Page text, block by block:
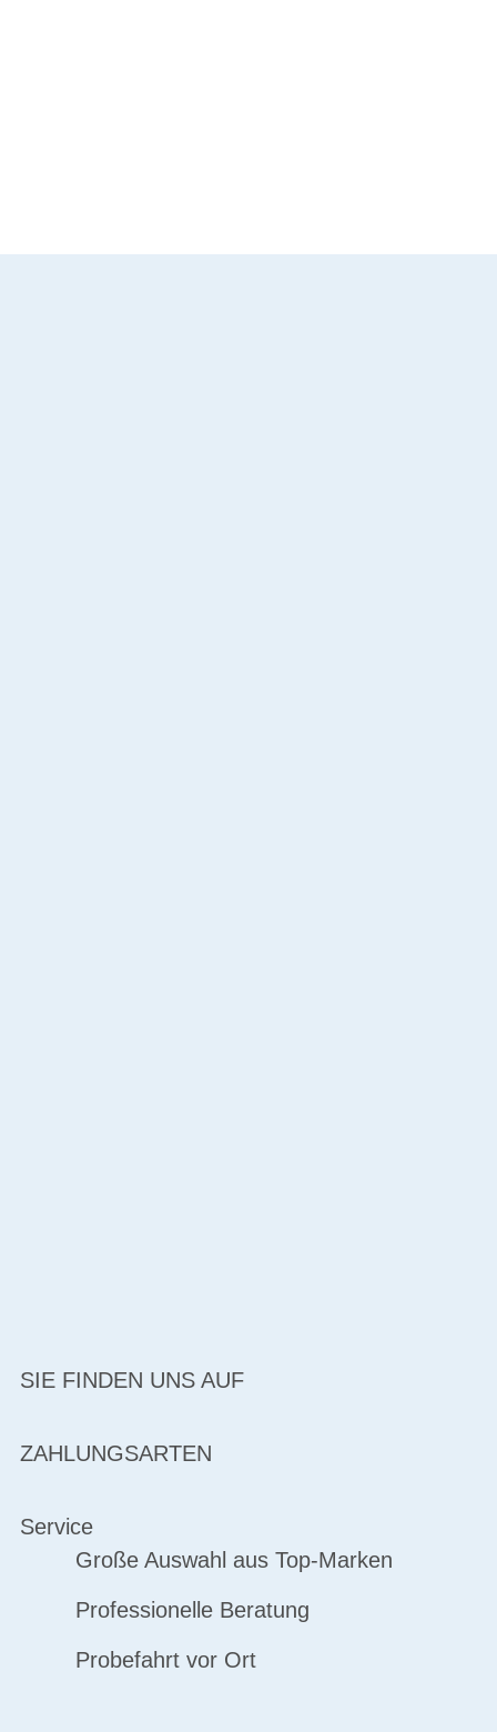
SIE FINDEN UNS AUF
ZAHLUNGSARTEN
Service
Große Auswahl aus Top-Marken
Professionelle Beratung
Probefahrt vor Ort